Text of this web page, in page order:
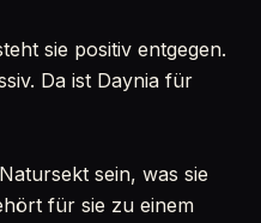
sie positiv entgegen.
Da ist Daynia für
sein, was sie
für sie zu einem